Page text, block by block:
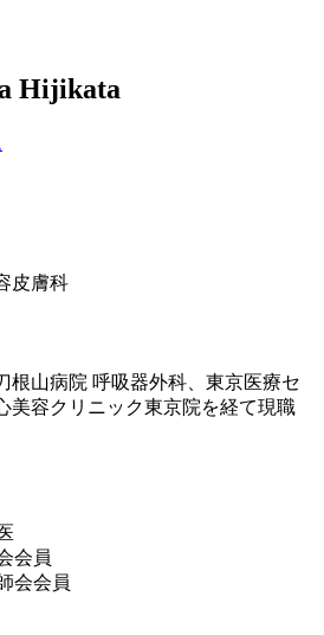
Hijikata
皮膚科
根山病院 呼吸器外科、東京医療セ
美容クリニック東京院を経て現職
会員
会会員